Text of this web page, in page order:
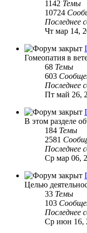
1142 Темы
10724
Последнее
Чт мар 14,
Гомеопатия в
68 Темы
603
Последнее
Пт май 26,
В этом разделе
184 Темы
2581
Последнее
Ср мар 06,
Целью
33 Темы
103
Последнее
Ср июн 16,